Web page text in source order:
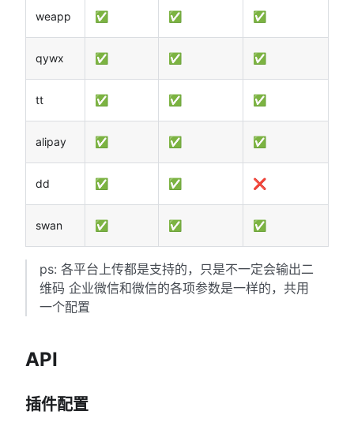
weapp ✅ ✅ ✅
qywx ✅ ✅ ✅
tt ✅ ✅ ✅
alipay ✅ ✅ ✅
dd ✅ ✅ ❌
swan ✅ ✅ ✅
ps: 各平台上传都是支持的，只是不一定会输出二
维码 企业微信和微信的各项参数是一样的，共用
一个配置
API
插件配置